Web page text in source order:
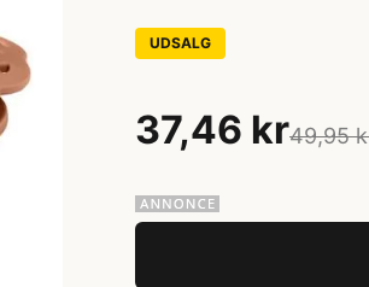
UDSALG
37,46 kr49,95